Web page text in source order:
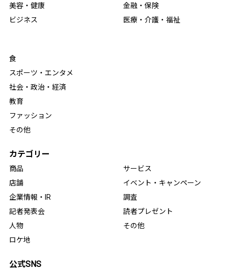
美容・健康
ビジネス
金融・保険
医療・介護・福祉
食
スポーツ・エンタメ
社会・政治・経済
教育
ファッション
その他
カテゴリー
商品
店舗
企業情報・IR
記者発表会
人物
ロケ地
サービス
イベント・キャンペーン
調査
読者プレゼント
その他
公式SNS